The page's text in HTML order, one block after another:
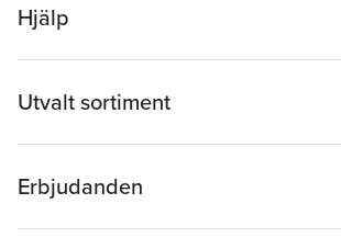
Hjälp
Utvalt sortiment
Erbjudanden